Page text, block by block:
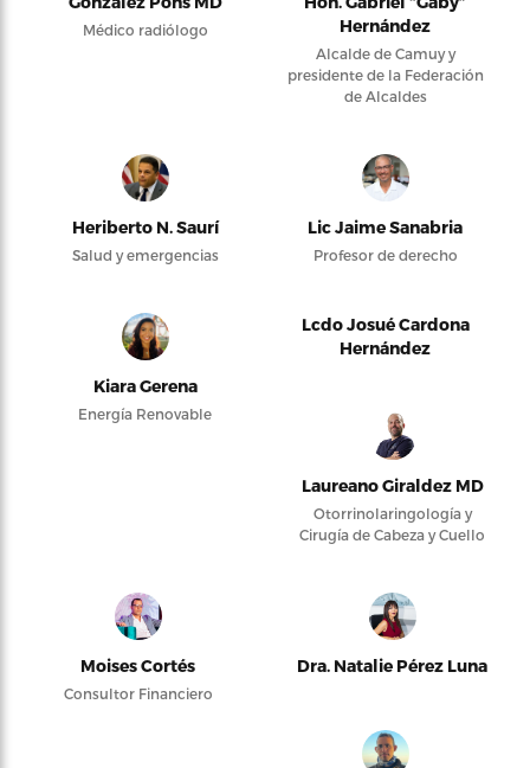
Médico radiólogo
Hernández
Alcalde de Camuy y
presidente de la Federación
de Alcaldes
Heriberto N. Saurí
Salud y emergencias
Lic Jaime Sanabria
Profesor de derecho
Kiara Gerena
Energía Renovable
Lcdo Josué Cardona
Hernández
Laureano Giraldez MD
Otorrinolaringología y
Cirugía de Cabeza y Cuello
Moises Cortés
Consultor Financiero
Dra. Natalie Pérez Luna